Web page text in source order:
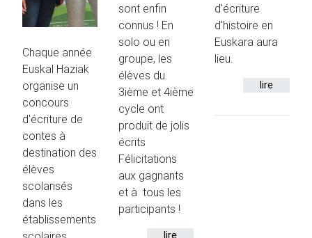
Chaque année
Euskal Haziak
organise un
concours
d'écriture de
contes à
destination des
élèves
scolarisés
dans les
établissements
sont enfin
connus ! En
solo ou en
groupe, les
élèves du
3ième et 4ième
cycle ont
produit de jolis
écrits
Félicitations
aux gagnants
et à tous les
participants !
lire
d'écriture
d'histoire en
Euskara aura
lieu.
lire